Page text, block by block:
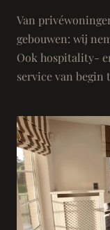
Van
gebouwen: wij
Ook hospitality-
service van begin